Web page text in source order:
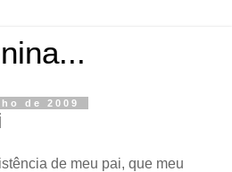
de 2009
de meu pai, que meu